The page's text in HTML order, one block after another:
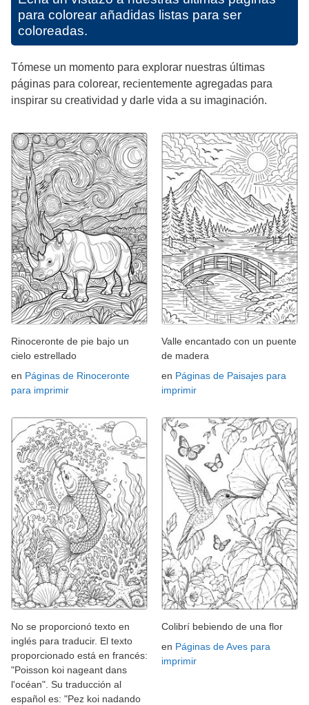
para colorear añadidas listas para ser
coloreadas.
Tómese un momento para explorar nuestras últimas
páginas para colorear, recientemente agregadas para
inspirar su creatividad y darle vida a su imaginación.
Rinoceronte de pie bajo un
cielo estrellado
en Páginas de Rinoceronte
para imprimir
Valle encantado con un puente
de madera
en Páginas de Paisajes para
imprimir
No se proporcionó texto en
inglés para traducir. El texto
proporcionado está en francés:
"Poisson koi nageant dans
l'océan". Su traducción al
español es: "Pez koi nadando
Colibrí bebiendo de una flor
en Páginas de Aves para
imprimir